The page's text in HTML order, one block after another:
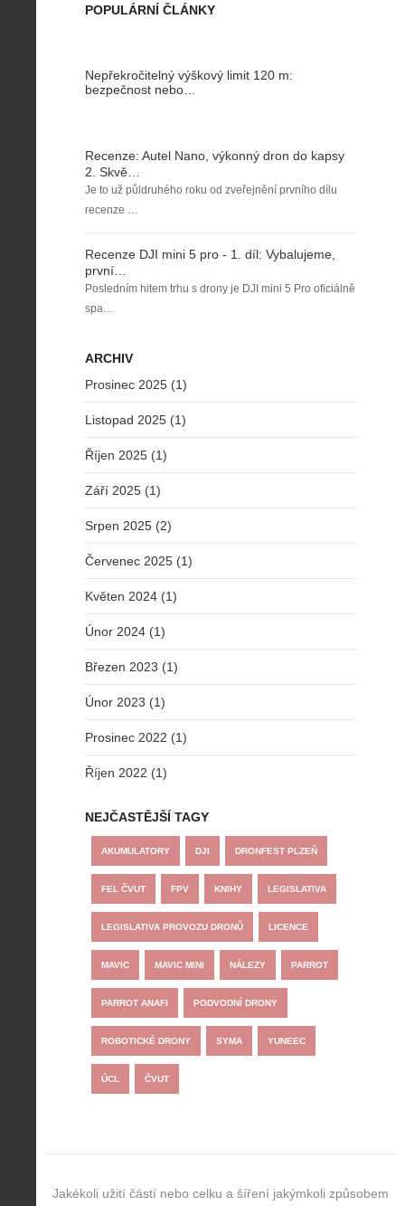
POPULÁRNÍ ČLÁNKY
Nepřekročitelný výškový limit 120 m:
bezpečnost nebo…
Recenze: Autel Nano, výkonný dron do kapsy
2. Skvě…
Je to už půldruhého roku od zveřejnění prvního dílu
recenze …
Recenze DJI mini 5 pro - 1. díl: Vybalujeme,
první…
Posledním hitem trhu s drony je DJI mini 5 Pro oficiálně
spa…
ARCHIV
Prosinec 2025 (1)
Listopad 2025 (1)
Říjen 2025 (1)
Září 2025 (1)
Srpen 2025 (2)
Červenec 2025 (1)
Květen 2024 (1)
Únor 2024 (1)
Březen 2023 (1)
Únor 2023 (1)
Prosinec 2022 (1)
Říjen 2022 (1)
NEJČASTĚJŠÍ TAGY
AKUMULATORY DJI DRONFEST PLZEŇ
FEL ČVUT FPV KNIHY LEGISLATIVA
LEGISLATIVA PROVOZU DRONŮ LICENCE
MAVIC MAVIC MINI NÁLEZY PARROT
PARROT ANAFI PODVODNÍ DRONY
ROBOTICKÉ DRONY SYMA YUNEEC
ÚCL ČVUT
Jakékoli užití částí nebo celku a šíření jakýmkoli způsobem